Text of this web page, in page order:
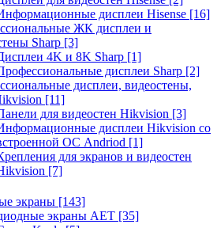
дисплеи Hisense [16]
ЖК дисплеи и
Sharp [3]
4K и 8K Sharp [1]
дисплеи Sharp [2]
дисплеи, видеостены,
[11]
для видеостен Hikvision [3]
дисплеи Hikvision со
ОС Andriod [1]
для экранов и видеостен
[7]
экраны [143]
экраны AET [35]